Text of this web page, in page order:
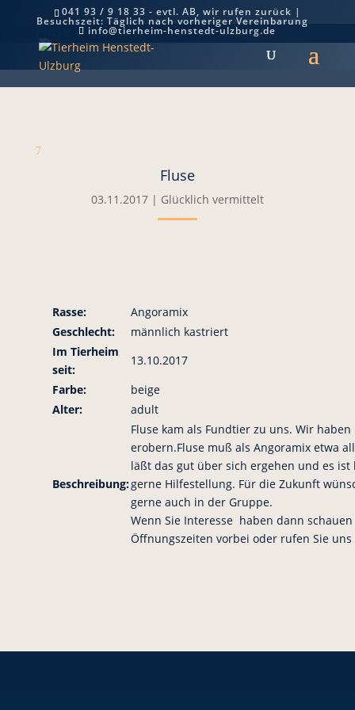
041 93 / 9 18 33 - evtl. AB, wir rufen zurück |
Besuchszeit: Täglich nach vorheriger Vereinbarung
info@tierheim-henstedt-ulzburg.de
Fluse
7
Fluse
03.11.2017| Glücklich vermittelt
Rasse:
Angoramix
Geschlecht:
männlich kastriert
Im Tierheim
seit:
13.10.2017
Farbe:
beige
Alter:
adult
Beschreibung:
Fluse kam als Fundtier zu uns. Wir
erobern.Fluse muß als Angoramix etwa
läßt das gut über sich ergehen und es
gerne Hilfestellung. Für die Zukunft
gerne auch in der Gruppe.
Wenn Sie Interesse haben dann
Öffnungszeiten vorbei oder rufen Sie